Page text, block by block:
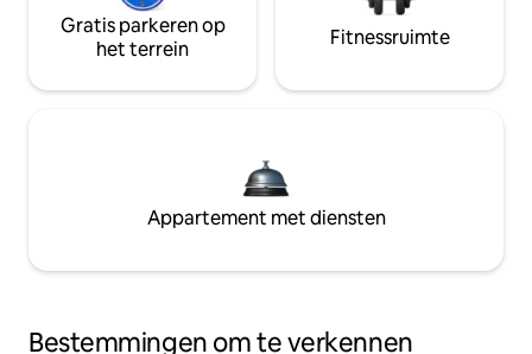
Gratis parkeren op
het terrein
Fitnessruimte
Appartement met diensten
Bestemmingen om te verkennen